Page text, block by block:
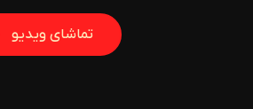
تماشای ویدیو